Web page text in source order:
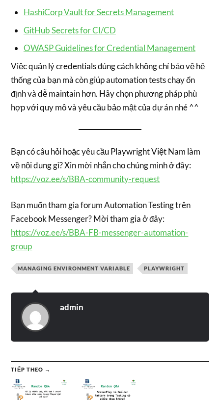
HashiCorp Vault for Secrets Management
GitHub Secrets for CI/CD
OWASP Guidelines for Credential Management
Việc quản lý credentials đúng cách không chỉ bảo vệ hệ
thống của bạn mà còn giúp automation tests chạy ổn
định và dễ maintain hơn. Hãy chọn phương pháp phù
hợp với quy mô và yêu cầu bảo mật của dự án nhé ^^
Bạn có câu hỏi hoặc yêu cầu Playwright Việt Nam làm
về nội dung gì? Xin mời nhắn cho chúng mình ở đây:
https://voz.ee/s/BBA-community-request
Bạn muốn tham gia forum Automation Testing trên
Facebook Messenger? Mời tham gia ở đây:
https://voz.ee/s/BBA-FB-messenger-automation-
group
MANAGING ENVIRONMENT VARIABLE PLAYWRIGHT
admin
TIẾP THEO →